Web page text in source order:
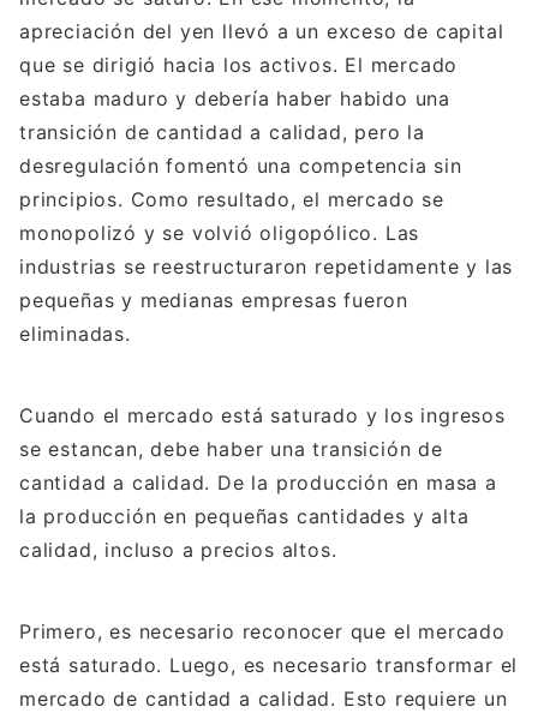
apreciación del yen llevó a un exceso de capital
que se dirigió hacia los activos. El mercado
estaba maduro y debería haber habido una
transición de cantidad a calidad, pero la
desregulación fomentó una competencia sin
principios. Como resultado, el mercado se
monopolizó y se volvió oligopólico. Las
industrias se reestructuraron repetidamente y las
pequeñas y medianas empresas fueron
eliminadas.
Cuando el mercado está saturado y los ingresos
se estancan, debe haber una transición de
cantidad a calidad. De la producción en masa a
la producción en pequeñas cantidades y alta
calidad, incluso a precios altos.
Primero, es necesario reconocer que el mercado
está saturado. Luego, es necesario transformar el
mercado de cantidad a calidad. Esto requiere un